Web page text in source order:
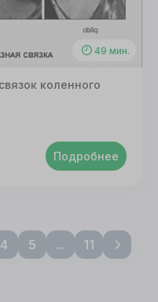
49 мин.
коленного
Подробнее
4 5 ... 11